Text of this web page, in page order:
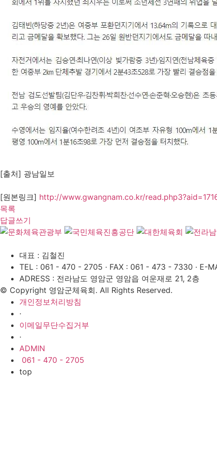
[출처] 광남일보
[원본링크] http://www.gwangnam.co.kr/
목록
답글쓰기
대표 : 김철진
TEL : 061 - 470 - 2705 · FAX : 061 - 473 - 7330 · E-
ADRESS : 전라남도 영암군 영암읍 여운재로 21, 2층
© Copyright 영암군체육회. All Rights Reserved.
개인정보처리방침
·
이메일무단수집거부
·
ADMIN
061 - 470 - 2705
top